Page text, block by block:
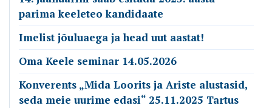
parima keeleteo kandidaate
Imelist jõuluaega ja head uut aastat!
Oma Keele seminar 14.05.2026
Konverents „Mida Loorits ja Ariste alustasid,
seda meie uurime edasi“ 25.11.2025 Tartus